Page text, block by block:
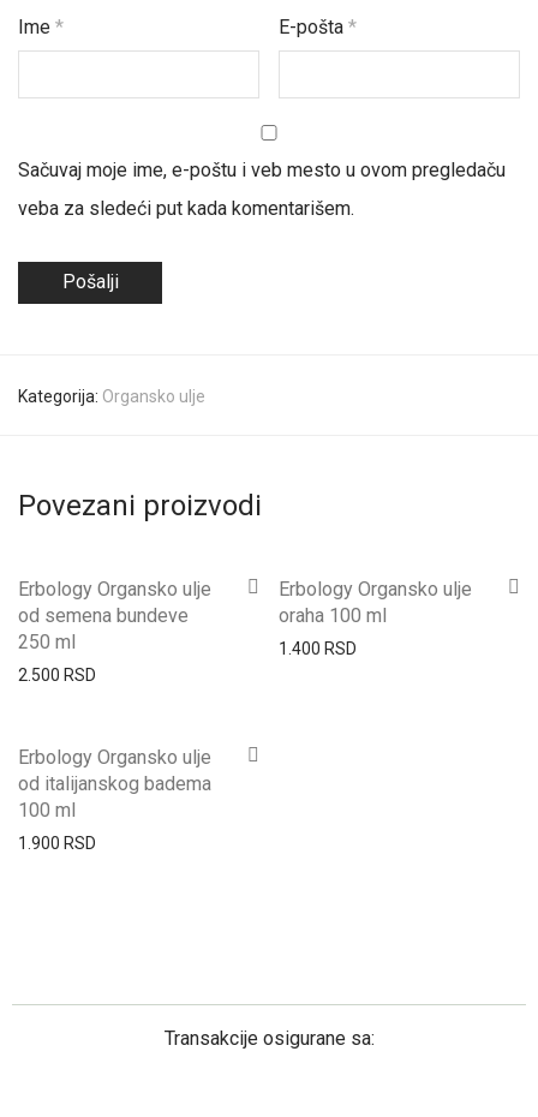
Ime * E-pošta*
Sačuvaj moje ime, e-poštu i veb mesto u ovom pregledaču
veba za sledeći put kada komentarišem.
Kategorija: Organsko ulje
Povezani proizvodi
Erbology Organsko ulje
od semena bundeve
250 ml
2.500 RSD
Erbology Organsko ulje
oraha 100 ml
1.400 RSD
Erbology Organsko ulje
od italijanskog badema
100 ml
1.900 RSD
Transakcije osigurane sa: